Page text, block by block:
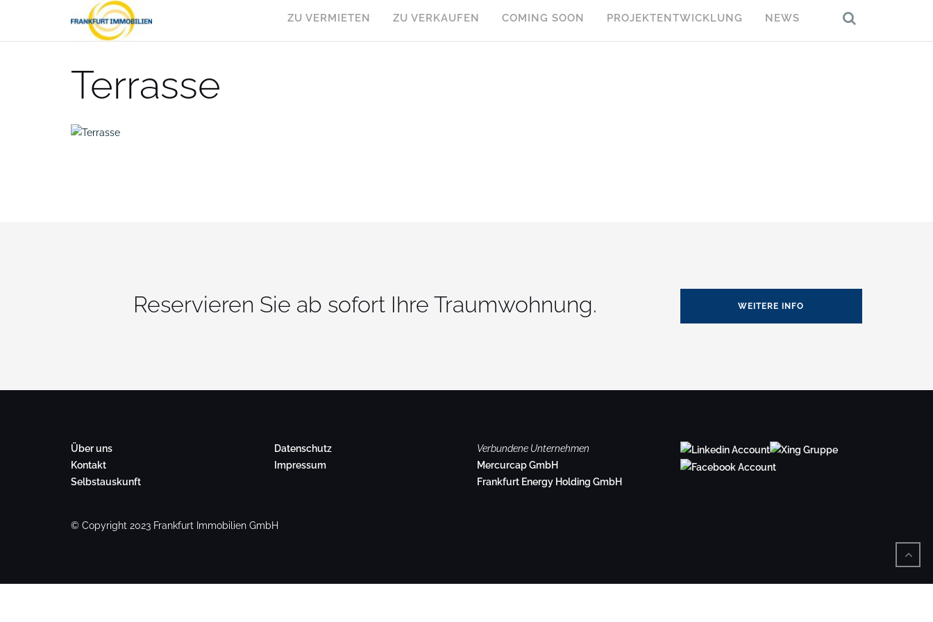
content
ZU VERMIETEN ZU VERKAUFEN COMING SOON PROJEKTENTWICKLUNG NEWS
Terrasse
Reservieren Sie ab sofort Ihre Traumwohnung. WEITERE INFO
Über uns
Kontakt
Selbstauskunft
Datenschutz
Impressum
Verbundene Unternehmen
Mercurcap GmbH
Frankfurt Energy Holding GmbH
© Copyright 2023 Frankfurt Immobilien GmbH